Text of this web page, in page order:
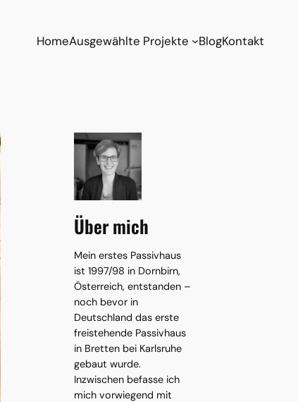
HomeAusgewählte Projekte BlogKontakt
Über mich
Mein erstes Passivhaus
ist 1997/98 in Dornbirn,
Österreich, entstanden –
noch bevor in
Deutschland das erste
freistehende Passivhaus
in Bretten bei Karlsruhe
gebaut wurde.
Inzwischen befasse ich
mich vorwiegend mit